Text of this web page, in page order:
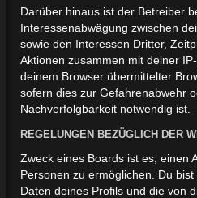
Darüber hinaus ist der Betreiber
Interessenabwägung zwischen
sowie den Interessen Dritter,
Aktionen zusammen mit deiner
deinem Browser übermittelter
sofern dies zur Gefahrenabwehr
Nachverfolgbarkeit notwendig ist.
REGELUNGEN BEZÜGLICH DER
Zweck eines Boards ist es, einen
Personen zu ermöglichen. Du
Daten deines Profils und die von